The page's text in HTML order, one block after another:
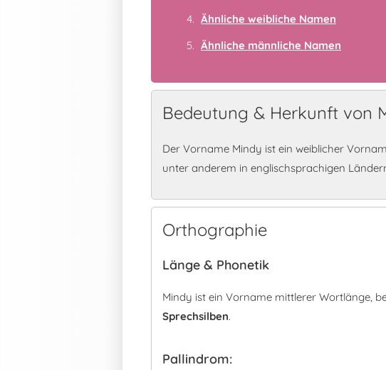
Ähnliche weibliche Namen
Ähnliche männliche Namen
Bedeutung & Herkunft von
Der Vorname Mindy ist ein weiblicher
unter anderem in englischsprachigen
Orthographie
Länge & Phonetik
Mindy ist ein Vorname mittlerer Wortlänge,
Sprechsilben.
Pallindrom: